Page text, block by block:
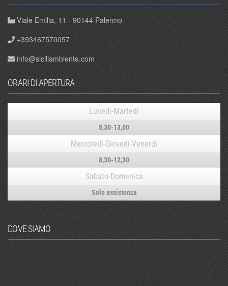
Viale Emilia, 11 - 90144 Palermo
+393467570057
info@siciliambiente.com
ORARI DI APERTURA
Lunedì-Martedì
8,30-13,00
Mercoledì-Giovedì-Venerdì
8,30-12,30
Sabato-Domenica
Solo assistenza
DOVE SIAMO